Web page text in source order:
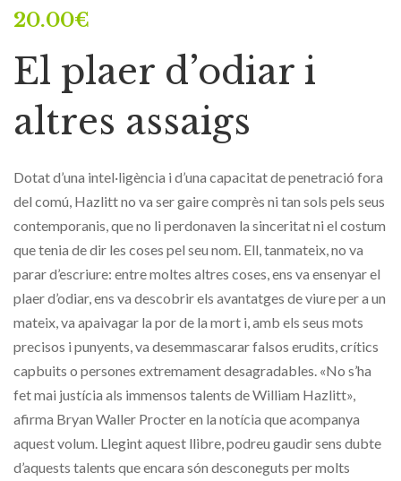
20.00€
El plaer d’odiar i
altres assaigs
Dotat d’una intel·ligència i d’una capacitat de penetració fora
del comú, Hazlitt no va ser gaire comprès ni tan sols pels seus
contemporanis, que no li perdonaven la sinceritat ni el costum
que tenia de dir les coses pel seu nom. Ell, tanmateix, no va
parar d’escriure: entre moltes altres coses, ens va ensenyar el
plaer d’odiar, ens va descobrir els avantatges de viure per a un
mateix, va apaivagar la por de la mort i, amb els seus mots
precisos i punyents, va desemmascarar falsos erudits, crítics
capbuits o persones extremament desagradables. «No s’ha
fet mai justícia als immensos talents de William Hazlitt»,
afirma Bryan Waller Procter en la notícia que acompanya
aquest volum. Llegint aquest llibre, podreu gaudir sens dubte
d’aquests talents que encara són desconeguts per molts